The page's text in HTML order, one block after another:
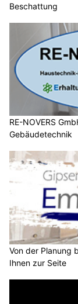
Beschattung
RE-NOVERS
Gebäudetechnik
Von der Planung
Ihnen zur Seite